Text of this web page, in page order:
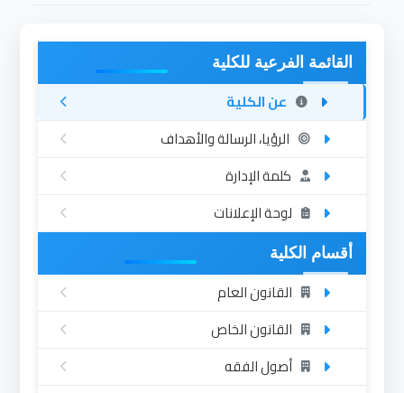
القائمة الفرعية للكلية
عن الكلية
الرؤيا، الرسالة والأهداف
كلمة الإدارة
لوحة الإعلانات
أقسام الكلية
القانون العام
القانون الخاص
أصول الفقه